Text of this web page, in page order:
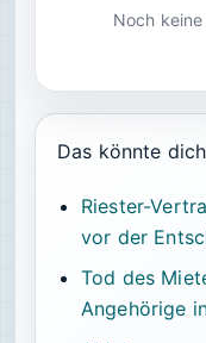
Noch
Das könnte
Riester-
vor der
Tod des
Angehörige